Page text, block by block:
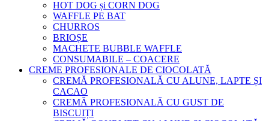
HOT DOG și CORN DOG
WAFFLE PE BAT
CHURROS
BRIOȘE
MACHETE BUBBLE WAFFLE
CONSUMABILE – COACERE
CREME PROFESIONALE DE CIOCOLATĂ
CREMĂ PROFESIONALĂ CU ALUNE, LAPTE ȘI
CACAO
CREMĂ PROFESIONALĂ CU GUST DE
BISCUIȚI